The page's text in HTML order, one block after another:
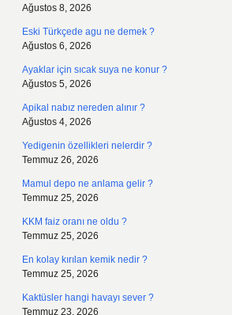
Ağustos 8, 2026
Eski Türkçede agu ne demek ?
Ağustos 6, 2026
Ayaklar için sıcak suya ne konur ?
Ağustos 5, 2026
Apikal nabız nereden alınır ?
Ağustos 4, 2026
Yedigenin özellikleri nelerdir ?
Temmuz 26, 2026
Mamul depo ne anlama gelir ?
Temmuz 25, 2026
KKM faiz oranı ne oldu ?
Temmuz 25, 2026
En kolay kırılan kemik nedir ?
Temmuz 25, 2026
Kaktüsler hangi havayı sever ?
Temmuz 23, 2026